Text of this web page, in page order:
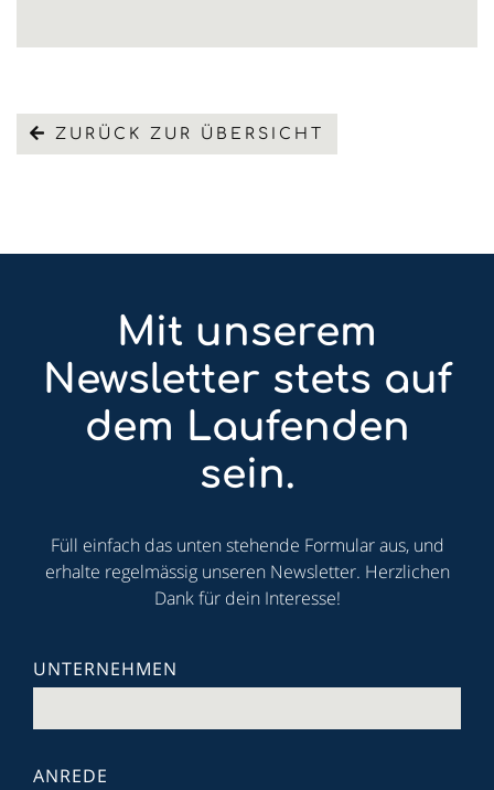
ZURÜCK ZUR ÜBERSICHT
Mit unserem
Newsletter stets auf
dem Laufenden
sein.
Füll einfach das unten stehende Formular aus, und
erhalte regelmässig unseren Newsletter. Herzlichen
Dank für dein Interesse!
UNTERNEHMEN
ANREDE